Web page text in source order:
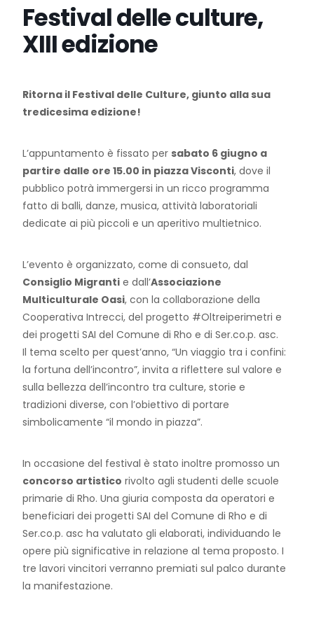
Festival delle culture,
XIII edizione
Ritorna il Festival delle Culture, giunto alla sua
tredicesima edizione!
L’appuntamento è fissato per sabato 6 giugno a
partire dalle ore 15.00 in piazza Visconti, dove il
pubblico potrà immergersi in un ricco programma
fatto di balli, danze, musica, attività laboratoriali
dedicate ai più piccoli e un aperitivo multietnico.
L’evento è organizzato, come di consueto, dal
Consiglio Migranti e dall’Associazione
Multiculturale Oasi, con la collaborazione della
Cooperativa Intrecci, del progetto #Oltreiperimetri e
dei progetti SAI del Comune di Rho e di Ser.co.p. asc.
Il tema scelto per quest’anno, “Un viaggio tra i confini:
la fortuna dell’incontro”, invita a riflettere sul valore e
sulla bellezza dell’incontro tra culture, storie e
tradizioni diverse, con l’obiettivo di portare
simbolicamente “il mondo in piazza”.
In occasione del festival è stato inoltre promosso un
concorso artistico rivolto agli studenti delle scuole
primarie di Rho. Una giuria composta da operatori e
beneficiari dei progetti SAI del Comune di Rho e di
Ser.co.p. asc ha valutato gli elaborati, individuando le
opere più significative in relazione al tema proposto. I
tre lavori vincitori verranno premiati sul palco durante
la manifestazione.